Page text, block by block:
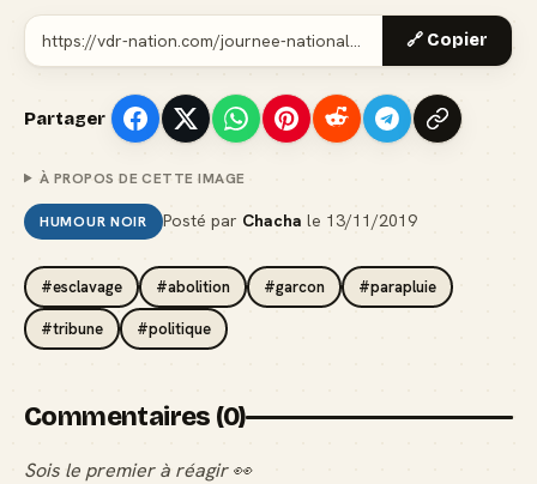
🔗 Copier
Partager
À PROPOS DE CETTE IMAGE
HUMOUR NOIR Posté par Chacha le 13/11/2019
#esclavage #abolition #garcon #parapluie
#tribune #politique
Commentaires (0)
Sois le premier à réagir 👀